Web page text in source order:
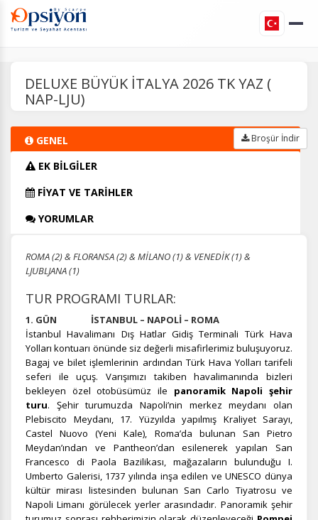
DELUXE BÜYÜK İTALYA 2026 TK YAZ (
NAP-LJU)
GENEL
EK BİLGİLER
FİYAT VE TARİHLER
YORUMLAR
Broşür İndir
ROMA (2) & FLORANSA (2) & MİLANO (1) & VENEDİK (1) &
LJUBLJANA (1)
TUR PROGRAMI TURLAR:
1. GÜN İSTANBUL – NAPOLİ – ROMA
İstanbul Havalimanı Dış Hatlar Gidiş Terminali Türk Hava
Yolları kontuarı önünde siz değerli misafirlerimiz buluşuyoruz.
Bagaj ve bilet işlemlerinin ardından Türk Hava Yolları tarifeli
seferi ile uçuş. Varışımızı takiben havalimanında bizleri
bekleyen özel otobüsümüz ile panoramik Napoli şehir
turu. Şehir turumuzda Napoli’nin merkez meydanı olan
Plebiscito Meydanı, 17. Yüzyılda yapılmış Kraliyet Sarayı,
Castel Nuovo (Yeni Kale), Roma’da bulunan San Pietro
Meydan’ından ve Pantheon’dan esilenerek yapılan San
Francesco di Paola Bazilikası, mağazaların bulunduğu I.
Umberto Galerisi, 1737 yılında inşa edilen ve UNESCO dünya
kültür mirası listesinden bulunan San Carlo Tiyatrosu ve
Napoli Limanı görülecek yerler arasındadır. Panoramik şehir